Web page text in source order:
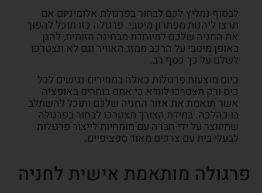
לבסוף נמליץ לכם לבחור בפרגולת אלומיניום אם
תרצו ליהנות מפתרון מיטבי. פרגולה כזו תוכל להפוך
את החניה שלכם למיוחדת מבחינה חזותית, להגן
באופן מיטבי על הרכב ממזג האוויר וגם לא תצטרכו
לשלם על כך כסף רב.
כיום מוצעות פרגולות כאלה במחירים נגישים לכל
כיס ורק תצטרכו לוודא כי אתם בוחרים באופציה
אשר תואמת את אזור החניה שלכם ותוכל להשתלב
בו כהלכה. במידת הצורך תצטרכו לבחור בפרגולה
שתיווצר על ידי חברה עם מומחיות לייצור פרגולות
לבעלי בית עם צרכים מאוד ספציפיים.
פרגולה מותאמת אישית לחניה